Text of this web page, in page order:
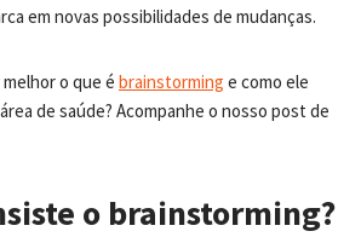
em novas possibilidades de mudanças.
o que é brainstorming e como ele
de saúde? Acompanhe o nosso post de
o brainstorming?